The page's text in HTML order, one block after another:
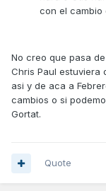
con el cambio
No creo que pasa
Chris Paul estuviera
asi y de aca a
cambios o si
Gortat.
Quote